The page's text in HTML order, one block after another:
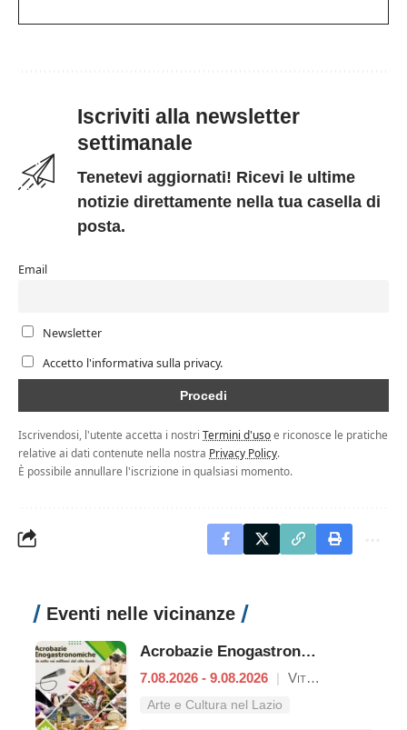
Iscriviti alla newsletter
settimanale
Tenetevi aggiornati! Ricevi le ultime
notizie direttamente nella tua casella di
posta.
Email
Newsletter
Accetto l'informativa sulla privacy.
Iscrivendosi, l'utente accetta i nostri Termini d'usoe riconosce le pratiche
relative ai dati contenute nella nostra Privacy Policy.
È possibile annullare l'iscrizione in qualsiasi momento.
Eventi nelle vicinanze
Acrobazie Enogastronomiche
7.08.2026 - 9.08.2026 | Viterbo
Arte e Cultura nel Lazio